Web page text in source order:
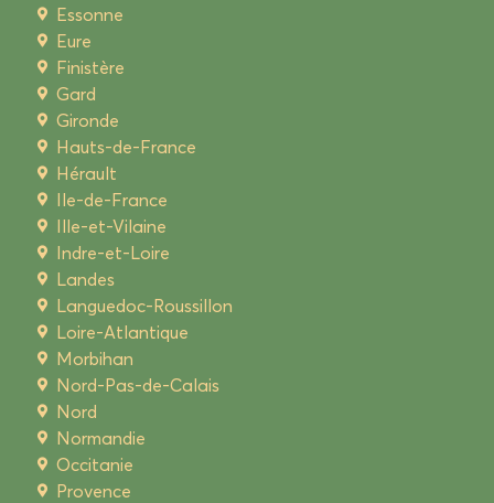
Essonne
Eure
Finistère
Gard
Gironde
Hauts-de-France
Hérault
Ile-de-France
Ille-et-Vilaine
Indre-et-Loire
Landes
Languedoc-Roussillon
Loire-Atlantique
Morbihan
Nord-Pas-de-Calais
Nord
Normandie
Occitanie
Provence